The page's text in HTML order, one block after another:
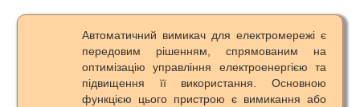
Автоматичний вимикач для електромережі є
передовим рішенням, спрямованим на
оптимізацію управління електроенергією та
підвищення її використання. Основною
функцією цього пристрою є вимикання або